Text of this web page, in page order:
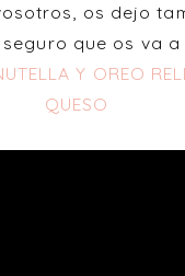
os dejo
seguro que os va a
Y OREO
QUESO